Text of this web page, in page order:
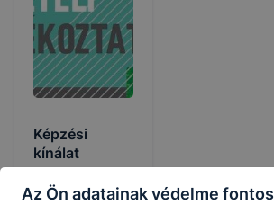
Képzési
kínálat
Elérhető a
Az Ön adatainak védelme fontos